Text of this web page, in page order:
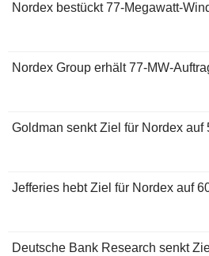
Nordex bestückt 77-Megawatt-
Nordex Group erhält 77-MW-
Goldman senkt Ziel für Nordex auf
Jefferies hebt Ziel für Nordex auf
Deutsche Bank Research senkt